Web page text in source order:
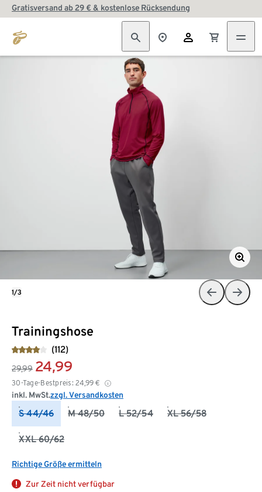
Gratisversand ab 29 € & kostenlose Rücksendung
Trainingshose
(112)
29,99 24,99
30-Tage-Bestpreis: 24,99 €
inkl. MwSt.zzgl. Versandkosten
S 44/46 M 48/50 L 52/54 XL 56/58
XXL 60/62
Richtige Größe ermitteln
Zur Zeit nicht verfügbar
1/3